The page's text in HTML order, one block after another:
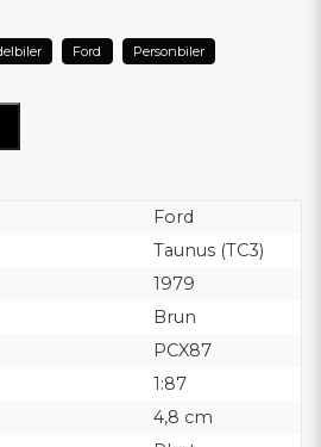
Ford Personbiler
Ford
Taunus (TC3)
1979
Brun
PCX87
1:87
4,8 cm